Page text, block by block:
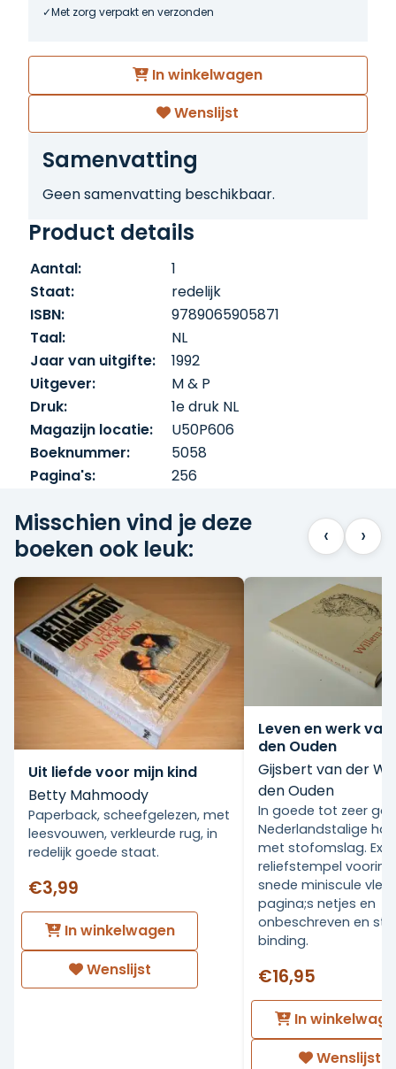
Met zorg verpakt en verzonden
In winkelwagen
Wenslijst
Samenvatting
Geen samenvatting beschikbaar.
Product details
Aantal:
1
Staat:
redelijk
ISBN:
9789065905871
Taal:
NL
Jaar van uitgifte:
1992
Uitgever:
M & P
Druk:
1e druk NL
Magazijn locatie:
U50P606
Boeknummer:
5058
Pagina's:
256
Misschien vind je deze
boeken ook leuk:
‹ ›
Uit liefde voor mijn kind
Betty Mahmoody
Paperback, scheefgelezen, met
leesvouwen, verkleurde rug, in
redelijk goede staat.
€3,99
In winkelwagen
Wenslijst
Leven en werk van
den Ouden
Gijsbert van der
den Ouden
In goede tot zeer
Nederlandstalige
met stofomslag. Ex
reliefstempel voorin.
snede miniscule
pagina;s netjes en
onbeschreven en
binding.
€16,95
In
Wenslijst